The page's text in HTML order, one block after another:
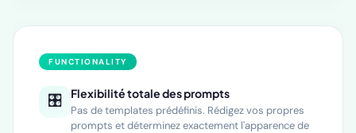
FUNCTIONALITY
🎛️ Flexibilité totale des prompts
Pas de templates prédéfinis. Rédigez vos propres
prompts et déterminez exactement l'apparence de